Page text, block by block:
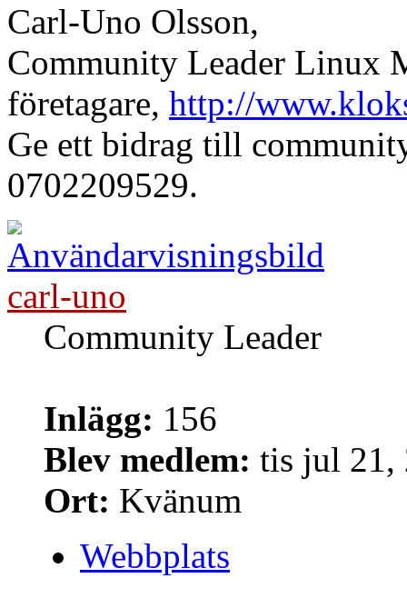
Carl-Uno Olsson,
Community Leader Linux
företagare, http://
Ge ett bidrag till
0702209529.
carl-uno
Community Leader
Inlägg: 156
Blev medlem: tis jul 21,
Ort: Kvänum
Webbplats